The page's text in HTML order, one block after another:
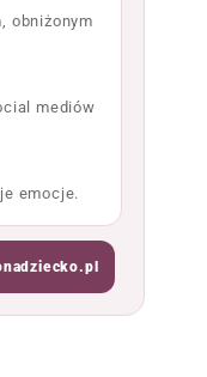
obniżonym
mediów
emocje.